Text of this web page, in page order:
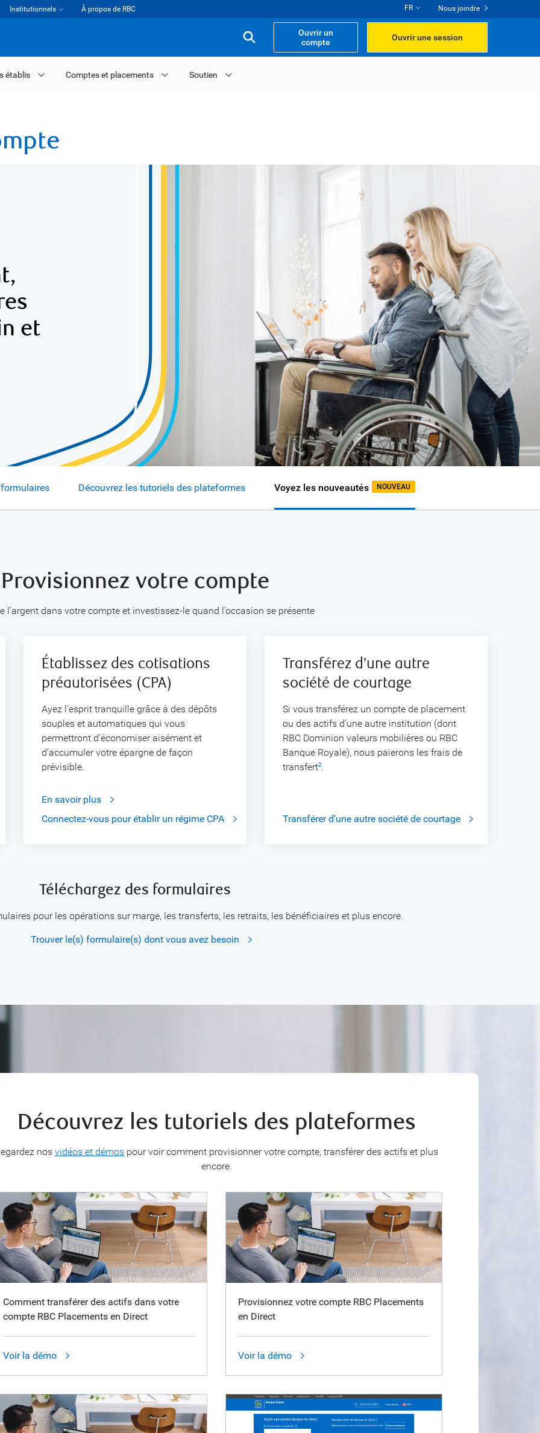
Institutionnels À propos de RBC FR Nous joindre
Ouvrir un
compte
Ouvrir une session
établis Comptes et placements Soutien
et
Découvrez les tutoriels des plateformes Voyez les nouveautés NOUVEAU
Provisionnez votre compte
l’argent dans votre compte et investissez-le quand l’occasion se présente
Établissez des cotisations
préautorisées (CPA)
Ayez l’esprit tranquille grâce à des dépôts
souples et automatiques qui vous
permettront d’économiser aisément et
d’accumuler votre épargne de façon
prévisible.
En savoir plus
Connectez-vous pour établir un régime CPA
Transférez d’une autre
société de courtage
Si vous transférez un compte de placement
ou des actifs d’une autre institution (dont
RBC Dominion valeurs mobilières ou RBC
Banque Royale), nous paierons les frais de
transfert2.
Transférer d’une autre société de courtage
Téléchargez des formulaires
pour les opérations sur marge, les transferts, les retraits, les bénéficiaires et plus encore.
Trouver le(s) formulaire(s) dont vous avez besoin
Découvrez les tutoriels des plateformes
nos vidéos et démos pour voir comment provisionner votre compte, transférer des actifs et plus
encore.
Comment transférer des actifs dans votre
compte RBC Placements en Direct
Voir la démo
Provisionnez votre compte RBC Placements
en Direct
Voir la démo